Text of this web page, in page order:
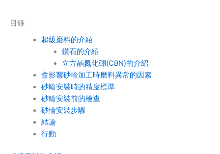
目錄
超級磨料的介紹
鑽石的介紹
立方晶氮化硼(CBN)的介紹
會影響砂輪加工時磨料異常的因素
砂輪安裝時的精度標準
砂輪安裝前的檢查
砂輪安裝步驟
結論
行動